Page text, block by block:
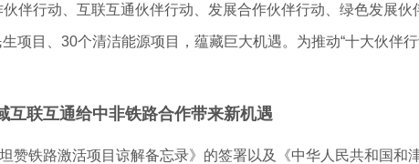
伙伴行动、互联互通伙伴行动、发展合作伙伴行动、绿色发展
项目、30个清洁能源项目，蕴藏巨大机遇。为推动“十大伙伴
互联互通给中非铁路合作带来新机遇
铁路激活项目谅解备忘录》的签署以及《中华人民共和国和